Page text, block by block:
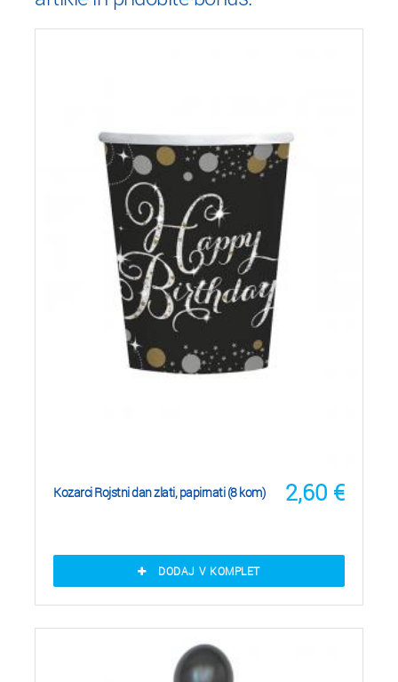
2,60 €
Kozarci Rojstni dan zlati, papirnati (8 kom)
DODAJ V KOMPLET